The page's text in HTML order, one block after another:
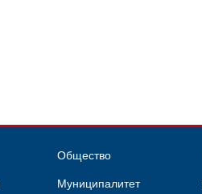
Общество
Муниципалитет